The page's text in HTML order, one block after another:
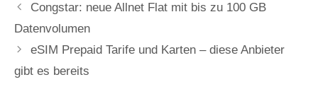
Congstar: neue Allnet Flat mit bis zu 100 GB
Datenvolumen
eSIM Prepaid Tarife und Karten – diese Anbieter
gibt es bereits